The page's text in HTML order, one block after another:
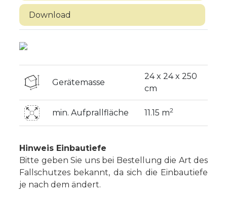
Download
Gerätemasse
24 x 24 x 250
cm
min. Aufprallfläche 11.15 m2
Hinweis Einbautiefe
Bitte geben Sie uns bei Bestellung die Art des
Fallschutzes bekannt, da sich die Einbautiefe
je nach dem ändert.